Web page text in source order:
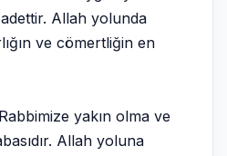
Allah yolunda
ve cömertliğin en
yakın olma ve
Allah yoluna